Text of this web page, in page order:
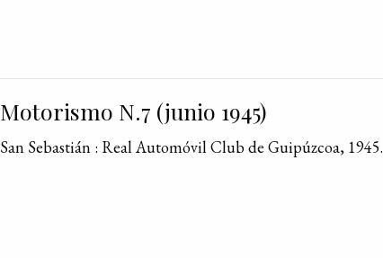
Motorismo N.7 (junio 1945)
San Sebastián : Real Automóvil Club de Guipúzcoa, 1945.